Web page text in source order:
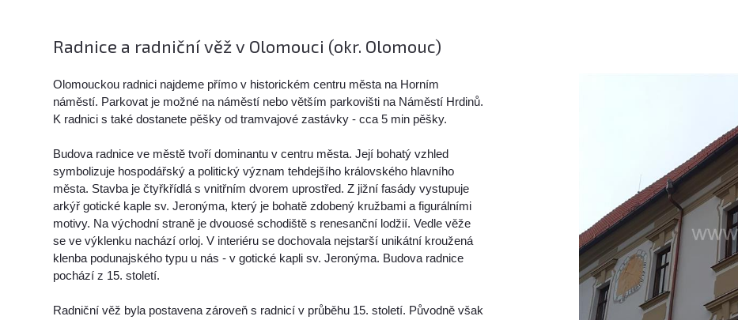
Radnice a radniční věž v Olomouci (okr. Olomouc)
Olomouckou radnici najdeme přímo v historickém centru města na Horním
náměstí. Parkovat je možné na náměstí nebo větším parkovišti na Náměstí Hrdinů.
K radnici s také dostanete pěšky od tramvajové zastávky - cca 5 min pěšky.
Budova radnice ve městě tvoří dominantu v centru města. Její bohatý vzhled
symbolizuje hospodářský a politický význam tehdejšího královského hlavního
města. Stavba je čtyřkřídlá s vnitřním dvorem uprostřed. Z jižní fasády vystupuje
arkýř gotické kaple sv. Jeronýma, který je bohatě zdobený kružbami a figurálními
motivy. Na východní straně je dvouosé schodiště s renesanční lodžií. Vedle věže
se ve výklenku nachází orloj. V interiéru se dochovala nejstarší unikátní kroužená
klenba podunajského typu u nás - v gotické kapli sv. Jeronýma. Budova radnice
pochází z 15. století.
Radniční věž byla postavena zároveň s radnicí v průběhu 15. století. Původně však